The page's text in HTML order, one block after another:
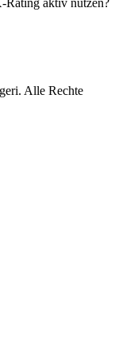
Alle Rechte